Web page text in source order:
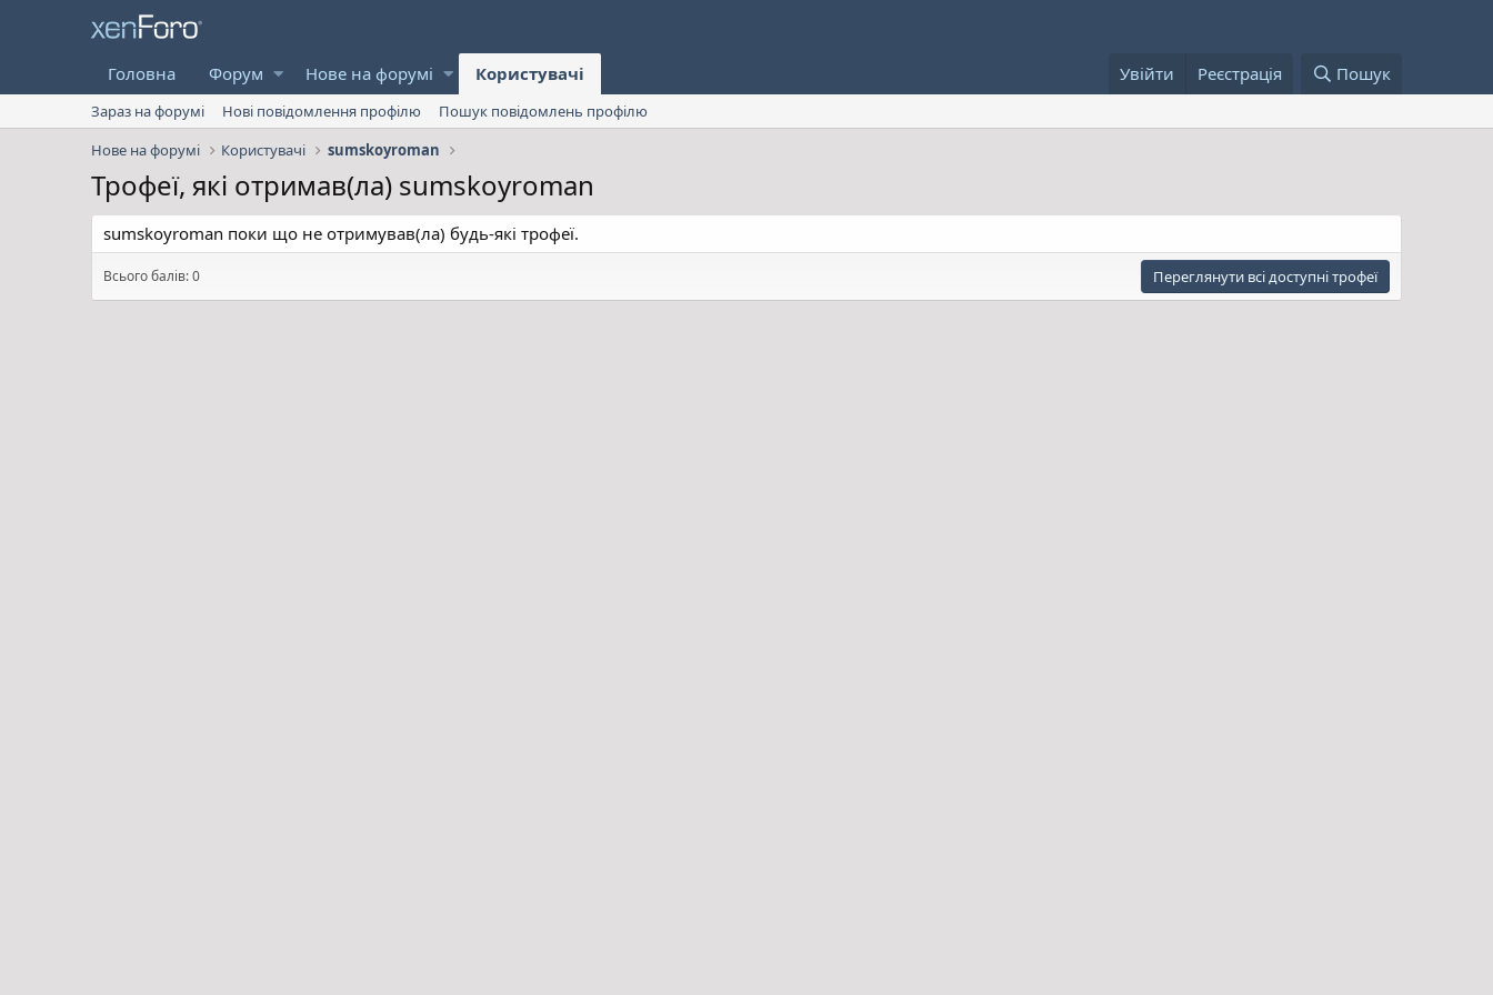
Головна Форум Нове на форумі Користувачі Увійти Реєстрація Пошук
Зараз на форумі Нові повідомлення профілю
Пошук повідомлень профілю
Нове на форумі
Користувачі sumskoyroman
Трофеї, які отримав(ла) sumskoyroman
sumskoyroman поки що не отримував(ла) будь-які трофеї.
Всього балів: 0 Переглянути всі доступні трофеї